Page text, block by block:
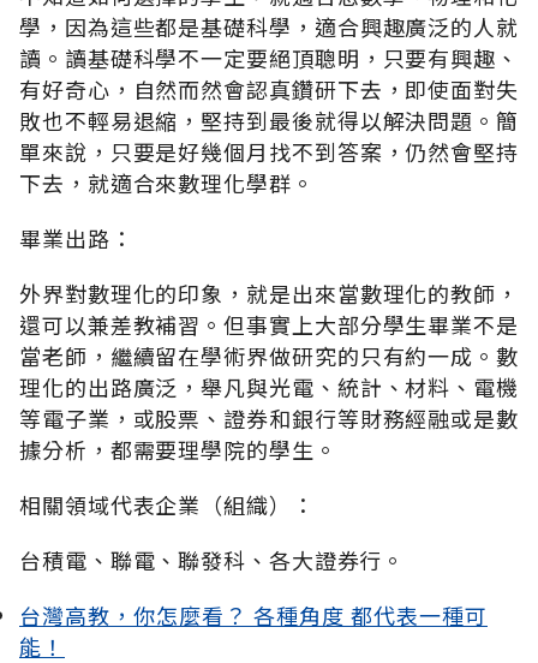
學，因為這些都是基礎科學，適合興趣廣泛的人就
讀。讀基礎科學不一定要絕頂聰明，只要有興趣、
有好奇心，自然而然會認真鑽研下去，即使面對失
敗也不輕易退縮，堅持到最後就得以解決問題。簡
單來說，只要是好幾個月找不到答案，仍然會堅持
下去，就適合來數理化學群。
畢業出路：
外界對數理化的印象，就是出來當數理化的教師，
還可以兼差教補習。但事實上大部分學生畢業不是
當老師，繼續留在學術界做研究的只有約一成。數
理化的出路廣泛，舉凡與光電、統計、材料、電機
等電子業，或股票、證券和銀行等財務經融或是數
據分析，都需要理學院的學生。
相關領域代表企業（組織）：
台積電、聯電、聯發科、各大證券行。
台灣高教，你怎麼看？ 各種角度 都代表一種可
能！